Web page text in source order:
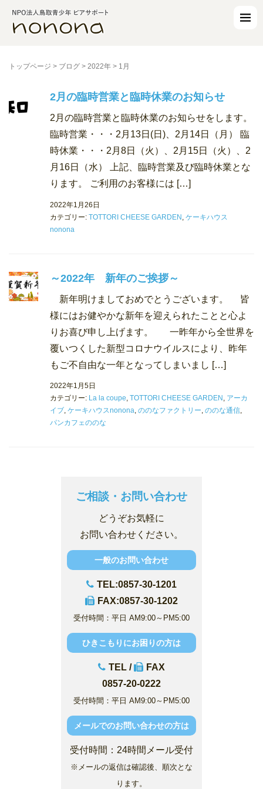
トップページ > ブログ > 2022年 > 1月
2月の臨時営業と臨時休業のお知らせ
2月の臨時営業と臨時休業のお知らせをします。
臨時営業・・・2月13日(日)、2月14日（月） 臨
時休業・・・2月8日（火）、2月15日（火）、2
月16日（水） 上記、臨時営業及び臨時休業とな
ります。 ご利用のお客様には […]
2022年1月26日
カテゴリー: TOTTORI CHEESE GARDEN ケーキハウス
nonona
～2022年 新年のご挨拶～
新年明けましておめでとうございます。 皆
様にはお健やかな新年を迎えられたことと心よ
りお喜び申し上げます。 一昨年から全世界を
覆いつくした新型コロナウイルスにより、昨年
もご不自由な一年となってしまいまし […]
2022年1月5日
カテゴリー: La la coupe, TOTTORI CHEESE GARDEN , アーカ
イブ, ケーキハウスnonona, ののなファクトリー, ののな通信,
パンカフェののな
ご相談・お問い合わせ
どうぞお気軽に
お問い合わせください。
一般のお問い合わせ
TEL:0857-30-1201
FAX:0857-30-1202
受付時間：平日 AM9:00～PM5:00
ひきこもりにお困りの方は
TEL /
FAX
0857-20-0222
受付時間：平日 AM9:00～PM5:00
メールでのお問い合わせの方は
受付時間：24時間メール受付
※メールの返信は確認後、順次とな
ります。